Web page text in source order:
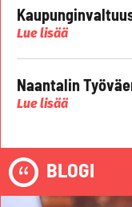
Lue lisää
Naantalin
Lue lisää
BLOGI